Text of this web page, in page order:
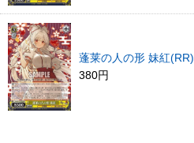
蓬莱の人の形 妹紅(RR)
380円